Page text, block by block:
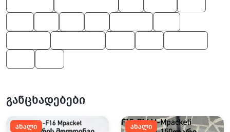
განცხადებები
ახალი ახალი